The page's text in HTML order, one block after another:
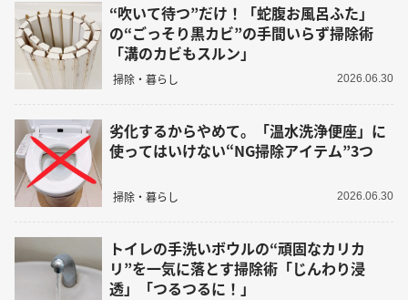
“吹いて待つ”だけ！「蛇腹お風呂ふた」
の“ごっそり黒カビ”の手間いらず掃除術
「溝のカビもスルン」
掃除・暮らし 2026.06.30
劣化するからやめて。「温水洗浄便座」に
使ってはいけない“NG掃除アイテム”3つ
掃除・暮らし 2026.06.30
トイレの手洗いボウルの“頑固なカリカ
リ”を一気に落とす掃除術「じんわり浸
透」「つるつるに！」